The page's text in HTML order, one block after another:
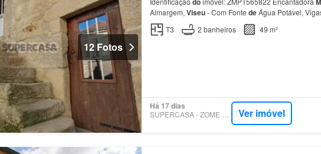
12 Fotos
Almargem, Viseu- Com Fonte deÁgua Potável,
Descubra esta encantadora
moradia
T3 2 banheiros 49 m²
Há 17 dias
SUPERCASA - ZOME GRUPO VIVA Ver imóvel